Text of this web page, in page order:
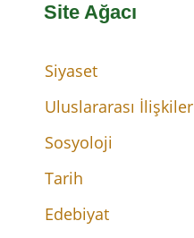
Site Ağacı
Siyaset
Uluslararası İlişkiler
Sosyoloji
Tarih
Edebiyat